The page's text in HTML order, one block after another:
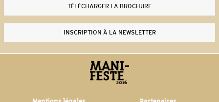
Yan Maresz - Tutti (2013)
Philippe Leroux - Quid sit musicus? (2013-2014)
TÉLÉCHARGER LA BROCHURE
INSCRIPTION À LA NEWSLETTER